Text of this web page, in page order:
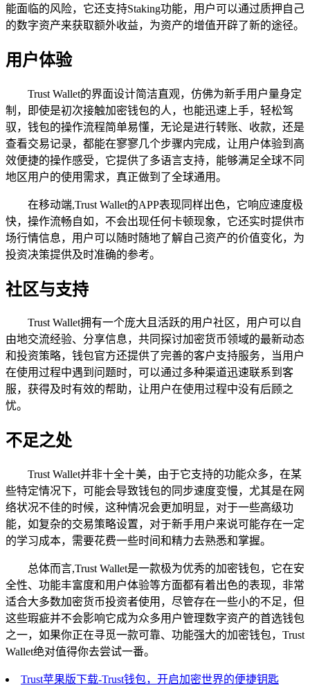
能面临的风险，它还支持Staking功能，用户可以通过质押自己
的数字资产来获取额外收益，为资产的增值开辟了新的途径。
用户体验
Trust Wallet的界面设计简洁直观，仿佛为新手用户量身定
制，即使是初次接触加密钱包的人，也能迅速上手，轻松驾
驭，钱包的操作流程简单易懂，无论是进行转账、收款，还是
查看交易记录，都能在寥寥几个步骤内完成，让用户体验到高
效便捷的操作感受，它提供了多语言支持，能够满足全球不同
地区用户的使用需求，真正做到了全球通用。
在移动端,Trust Wallet的APP表现同样出色，它响应速度极
快，操作流畅自如，不会出现任何卡顿现象，它还实时提供市
场行情信息，用户可以随时随地了解自己资产的价值变化，为
投资决策提供及时准确的参考。
社区与支持
Trust Wallet拥有一个庞大且活跃的用户社区，用户可以自
由地交流经验、分享信息，共同探讨加密货币领域的最新动态
和投资策略，钱包官方还提供了完善的客户支持服务，当用户
在使用过程中遇到问题时，可以通过多种渠道迅速联系到客
服，获得及时有效的帮助，让用户在使用过程中没有后顾之
忧。
不足之处
Trust Wallet并非十全十美，由于它支持的功能众多，在某
些特定情况下，可能会导致钱包的同步速度变慢，尤其是在网
络状况不佳的时候，这种情况会更加明显，对于一些高级功
能，如复杂的交易策略设置，对于新手用户来说可能存在一定
的学习成本，需要花费一些时间和精力去熟悉和掌握。
总体而言,Trust Wallet是一款极为优秀的加密钱包，它在安
全性、功能丰富度和用户体验等方面都有着出色的表现，非常
适合大多数加密货币投资者使用，尽管存在一些小的不足，但
这些瑕疵并不会影响它成为众多用户管理数字资产的首选钱包
之一，如果你正在寻觅一款可靠、功能强大的加密钱包，Trust
Wallet绝对值得你去尝试一番。
Trust苹果版下载-Trust钱包，开启加密世界的便捷钥匙